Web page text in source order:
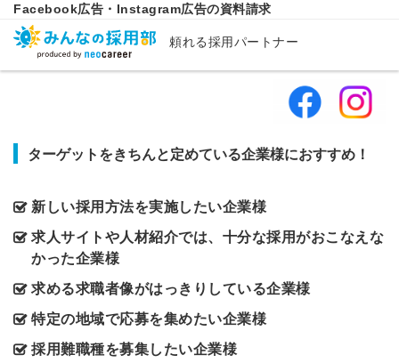
Facebook広告・Instagram広告の資料請求
頼れる採用パートナー
ターゲットをきちんと定めている企業様におすすめ！
新しい採用方法を実施したい企業様
求人サイトや人材紹介では、十分な採用がおこなえな
かった企業様
求める求職者像がはっきりしている企業様
特定の地域で応募を集めたい企業様
採用難職種を募集したい企業様